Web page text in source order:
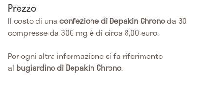
Prezzo
Il costo di una confezione di Depakin Chronoda 30
compresse da 300 mg è di circa 8,00 euro.
Per ogni altra informazione si fa riferimento
al bugiardino di Depakin Chrono.